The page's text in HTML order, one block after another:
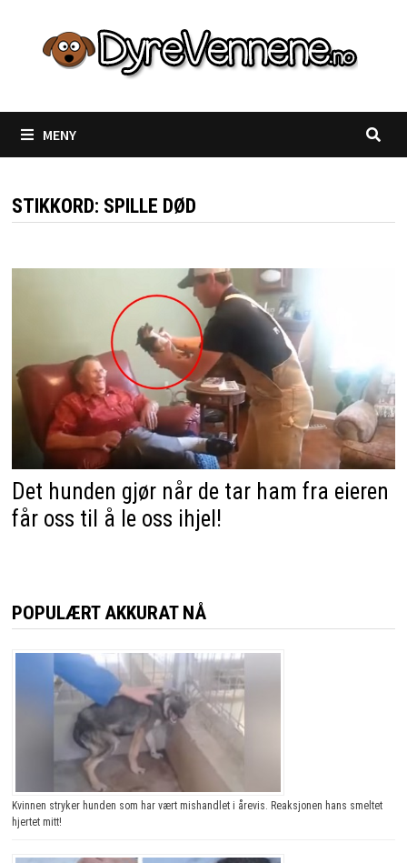
innhold
MENY
STIKKORD: SPILLE DØD
Det hunden gjør når de tar ham fra eieren
får oss til å le oss ihjel!
POPULÆRT AKKURAT NÅ
Kvinnen stryker hunden som har vært mishandlet i årevis. Reaksjonen hans smeltet
hjertet mitt!